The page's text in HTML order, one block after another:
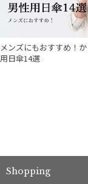
メンズにもおすすめ！
用日傘14選
Shopping